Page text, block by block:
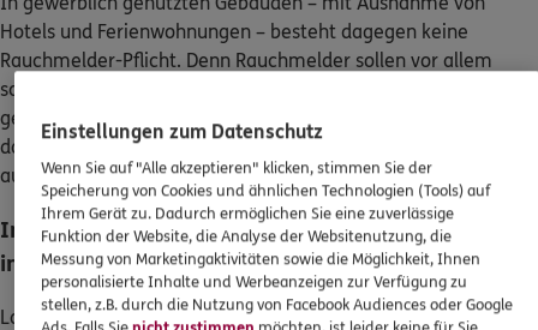
Rauchmelder-Pflicht. Denn Rauchmelder sollen vor allem
schlafende Personen vor Brandrauch schützen. In gewerblich
genutzten Räumen wie Arztpraxen oder Büros geht man
davon aus, dass sich Menschen dort nur zu Arbeitszwecken
aufhalten und die Brandgefahr rechtzeitig erkannt wird.
In diesen Räumen müssen Rauchmelder
installiert werden
Laut DIN 14676 müssen folgende Räume einer Wohnung mit
einem Rauchmelder ausgestattet sein: